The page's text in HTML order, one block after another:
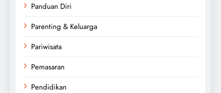
Panduan Diri
Parenting & Keluarga
Pariwisata
Pemasaran
Pendidikan